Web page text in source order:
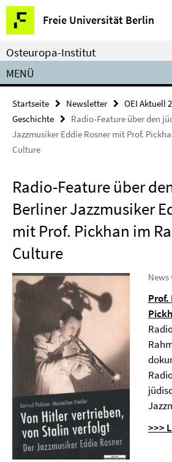
Springe
direkt
zu
Inhalt
Freie Universität Berlin
Service-
Navigation
Osteuropa-Institut
MENÜ
Startseite Newsletter OEI Aktuell
Geschichte
Radio-Feature über den
Jazzmusiker Eddie Rosner mit Prof.
Culture
Radio-Feature über
Berliner Jazzmusiker
mit Prof. Pickhan im
Culture
News
Prof.
>>>